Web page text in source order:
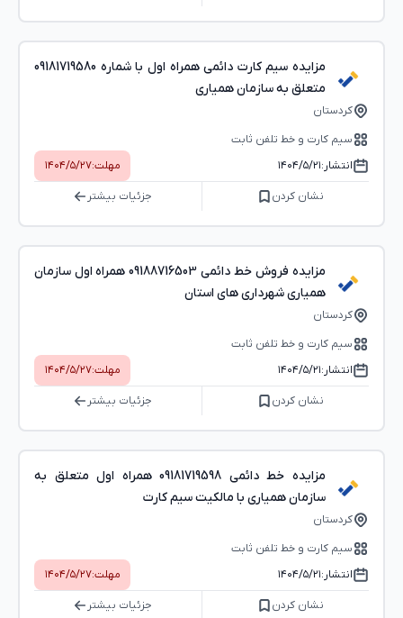
مزایده سیم کارت دائمی همراه اول با شماره 09181719580
متعلق به سازمان همیاری
کردستان
سیم کارت و خط تلفن ثابت
انتشار:۱۴۰۴/۵/۲۱ مهلت:۱۴۰۴/۵/۲۷
نشان کردن جزئیات بیشتر
مزایده فروش خط دائمی 09188716503 همراه اول سازمان
همیاری شهرداری های استان
کردستان
سیم کارت و خط تلفن ثابت
انتشار:۱۴۰۴/۵/۲۱ مهلت:۱۴۰۴/۵/۲۷
نشان کردن جزئیات بیشتر
مزایده خط دائمی 09181719598 همراه اول متعلق به
سازمان همیاری با مالکیت سیم کارت
کردستان
سیم کارت و خط تلفن ثابت
انتشار:۱۴۰۴/۵/۲۱ مهلت:۱۴۰۴/۵/۲۷
نشان کردن جزئیات بیشتر